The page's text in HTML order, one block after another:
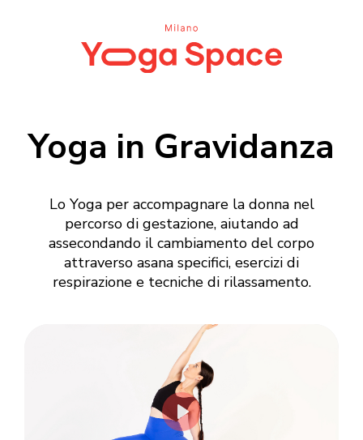
Yoga in Gravidanza
Lo Yoga per accompagnare la donna nel
percorso di gestazione, aiutando ad
assecondando il cambiamento del corpo
attraverso asana specifici, esercizi di
respirazione e tecniche di rilassamento.
Play
Login
Inserisci il tuo indirizzo email MindBody
(quello che utilizzi per acquistare e
prenotare le lezioni su
milanoyogaspace.com)